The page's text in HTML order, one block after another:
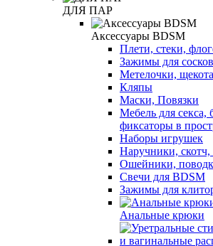
ДЛЯ ПАР
Аксессуары BDSM
Плети, стеки,
Зажимы для
Метелочки,
Кляпы
Маски, Повязки
Мебель для секса,
фиксаторы в
Наборы игрушек
Наручники,
Ошейники,
Свечи для BDSM
Зажимы для
Анальные крюки